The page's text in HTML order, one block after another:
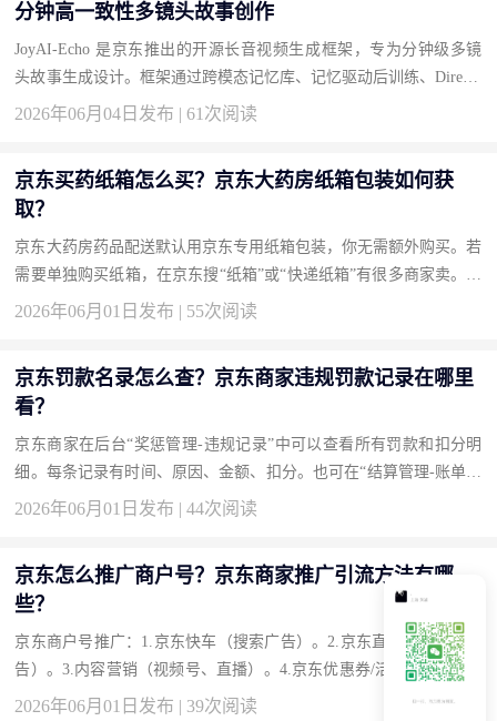
分钟高一致性多镜头故事创作
JoyAI-Echo 是京东推出的开源长音视频生成框架，专为分钟级多镜
头故事生成设计。框架通过跨模态记忆库、记忆驱动后训练、Directo
r Agent 对话式编辑和轻量化实时超分四大技术创新，解决长视频...
2026年06月04日发布 | 61次阅读
京东买药纸箱怎么买？京东大药房纸箱包装如何获
取？
京东大药房药品配送默认用京东专用纸箱包装，你无需额外购买。若
需要单独购买纸箱，在京东搜“纸箱”或“快递纸箱”有很多商家卖。京
东自营也有“搬家纸箱”可购。买药时如需格外加固，下单备注“加
2026年06月01日发布 | 55次阅读
京东罚款名录怎么查？京东商家违规罚款记录在哪里
看？
京东商家在后台“奖惩管理-违规记录”中可以查看所有罚款和扣分明
细。每条记录有时间、原因、金额、扣分。也可在“结算管理-账单明
细”中查到扣款。如果对罚款有异议，在违规记录里点“申诉”。 京
2026年06月01日发布 | 44次阅读
京东怎么推广商户号？京东商家推广引流方法有哪
些？
京东商户号推广：1.京东快车（搜索广告）。2.京东直投（腾讯系广
告）。3.内容营销（视频号、直播）。4.京东优惠券/活动。5.京东联
盟（CPS淘客）。结合自己商品，多工具并用。新店先从快车和优...
2026年06月01日发布 | 39次阅读